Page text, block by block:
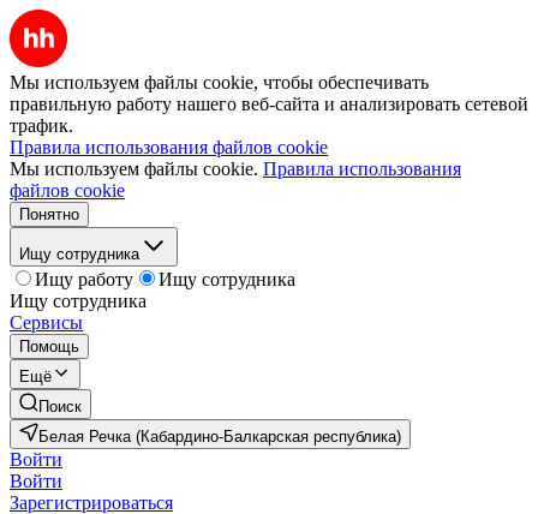
Мы используем файлы cookie, чтобы обеспечивать
правильную работу нашего веб-сайта и анализировать сетевой
трафик.
Правила использования файлов cookie
Мы используем файлы cookie. Правила использования
файлов cookie
Понятно
Ищу сотрудника
Ищу работу
Ищу сотрудника
Ищу сотрудника
Сервисы
Помощь
Ещё
Поиск
Белая Речка (Кабардино-Балкарская республика)
Войти
Войти
Зарегистрироваться